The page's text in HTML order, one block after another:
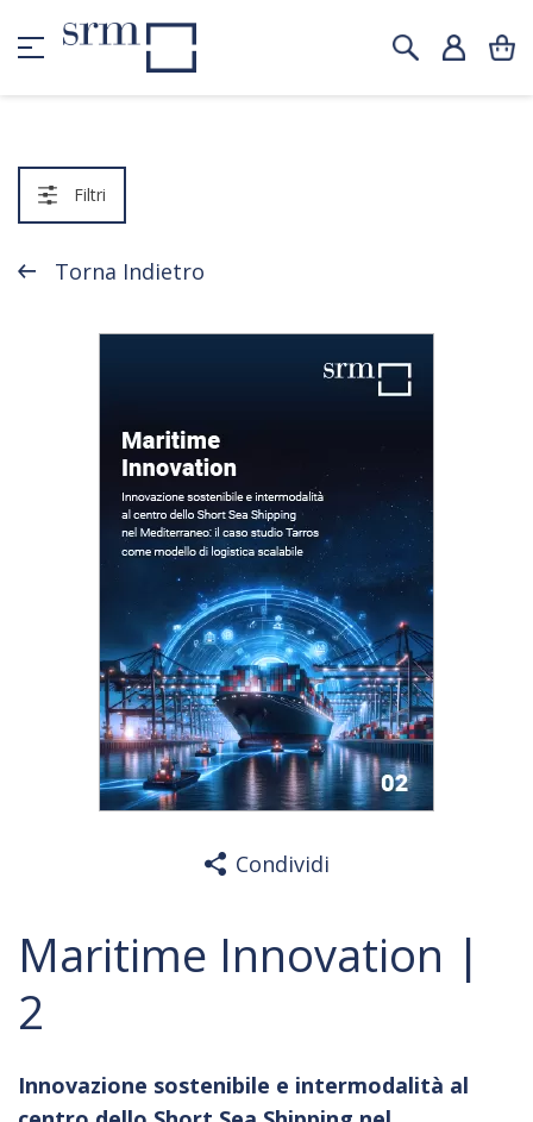
Filtri
Torna Indietro
Condividi
Maritime Innovation |
2
Innovazione sostenibile e intermodalità al